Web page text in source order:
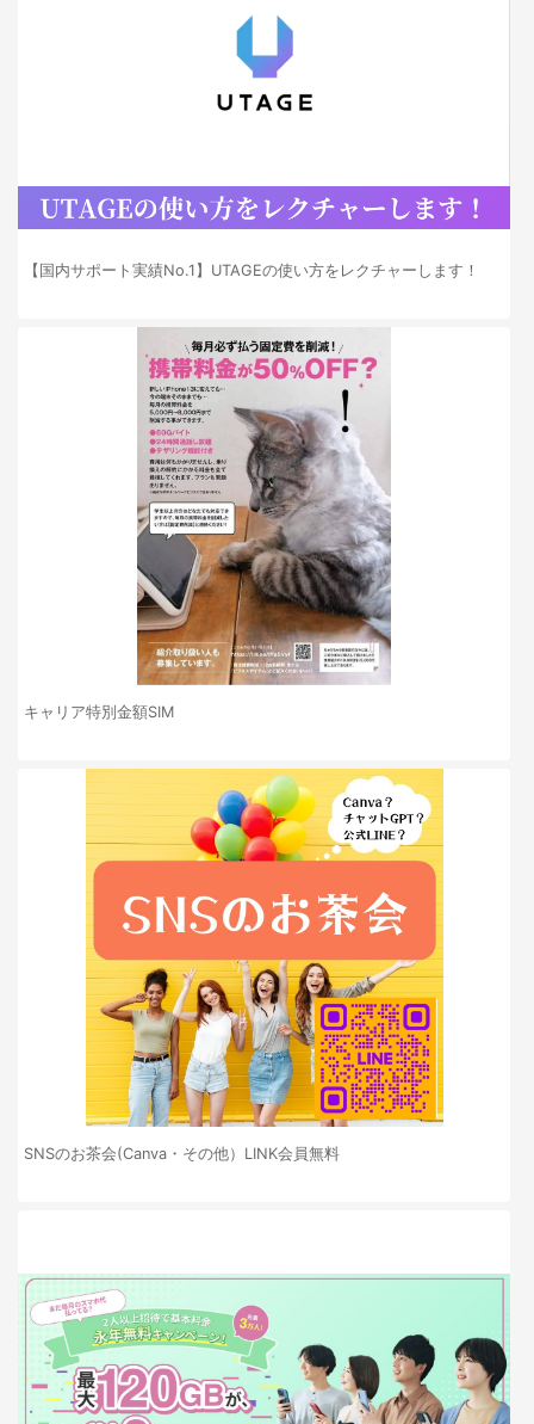
【国内サポート実績No.1】UTAGEの使い方をレクチャーします！
キャリア特別金額SIM
SNSのお茶会(Canva・その他）LINK会員無料